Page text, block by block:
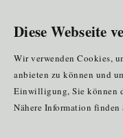
Diese Webseite
Wir verwenden Cookies,
anbieten zu können und
Einwilligung, Sie können
Nähere Information finden